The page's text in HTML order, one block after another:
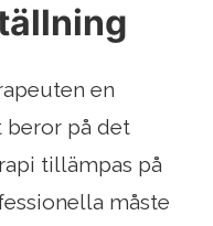
en
beror på det
tillämpas på
måste